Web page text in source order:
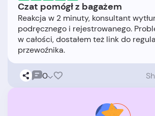
Czat pomógł z bagażem
Reakcja w 2 minuty, konsultant
podręcznego i rejestrowanego.
w całości, dostałem też link do
0